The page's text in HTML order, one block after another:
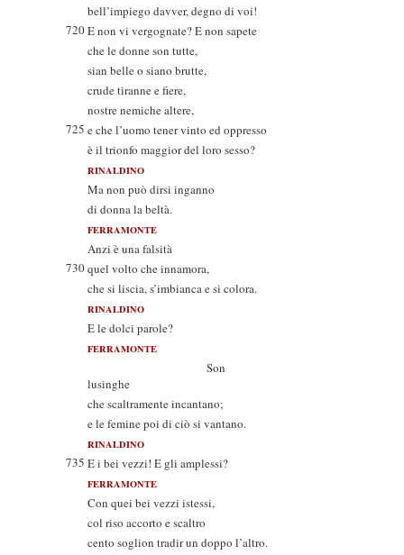
bell’impiego davver, degno di voi!
720E non vi vergognate? E non sapete
che le donne son tutte,
sian belle o siano brutte,
crude tiranne e fiere,
nostre nemiche altere,
725 e che l’uomo tener vinto ed oppresso
è il trionfo maggior del loro sesso?
RINALDINO
Ma non può dirsi inganno
di donna la beltà.
FERRAMONTE
Anzi è una falsità
730quel volto che innamora,
che si liscia, s’imbianca e si colora.
RINALDINO
E le dolci parole?
FERRAMONTE
Son
lusinghe
che scaltramente incantano;
e le femine poi di ciò si vantano.
RINALDINO
735 E i bei vezzi! E gli amplessi?
FERRAMONTE
Con quei bei vezzi istessi,
col riso accorto e scaltro
cento soglion tradir un doppo l’altro.